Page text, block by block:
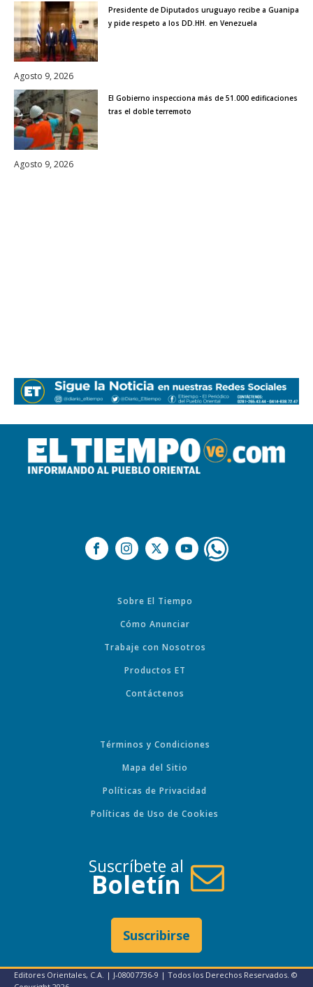
Presidente de Diputados uruguayo recibe a Guanipa
y pide respeto a los DD.HH. en Venezuela
Agosto 9, 2026
El Gobierno inspecciona más de 51.000 edificaciones
tras el doble terremoto
Agosto 9, 2026
Sobre El Tiempo
Cómo Anunciar
Trabaje con Nosotros
Productos ET
Contáctenos
Términos y Condiciones
Mapa del Sitio
Políticas de Privacidad
Políticas de Uso de Cookies
Suscríbete al
Boletín
Suscribirse
Editores Orientales, C.A. | J-08007736-9 | Todos los Derechos Reservados. ©